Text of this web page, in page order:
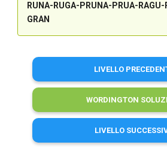
RUNA-RUGA-PRUNA-PRUA-
GRAN
LIVELLO
WORDINGTON
LIVELLO